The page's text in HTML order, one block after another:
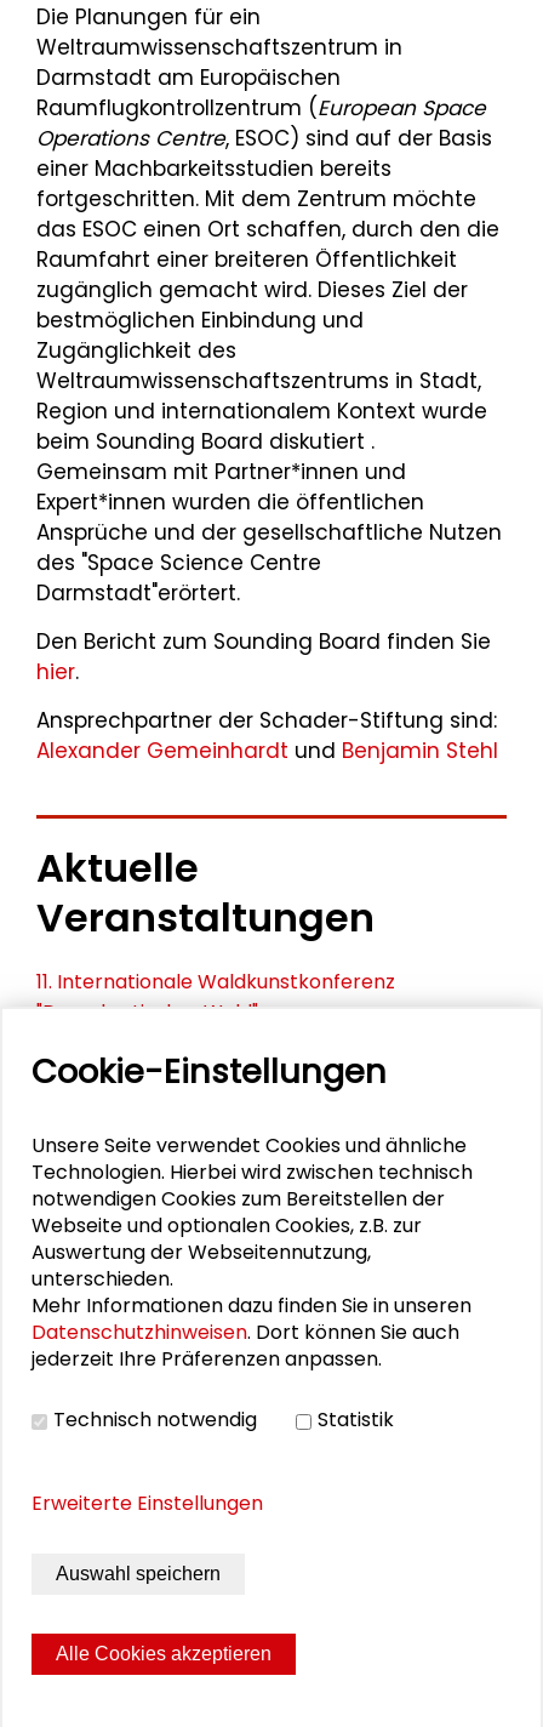
Die Planungen für ein
Weltraumwissenschaftszentrum in
Darmstadt am Europäischen
Raumflugkontrollzentrum (European Space
Operations Centre, ESOC) sind auf der Basis
einer Machbarkeitsstudien bereits
fortgeschritten. Mit dem Zentrum möchte
das ESOC einen Ort schaffen, durch den die
Raumfahrt einer breiteren Öffentlichkeit
zugänglich gemacht wird. Dieses Ziel der
bestmöglichen Einbindung und
Zugänglichkeit des
Weltraumwissenschaftszentrums in Stadt,
Region und internationalem Kontext wurde
beim Sounding Board diskutiert .
Gemeinsam mit Partner*innen und
Expert*innen wurden die öffentlichen
Ansprüche und der gesellschaftliche Nutzen
des "Space Science Centre
Darmstadt"erörtert.
Den Bericht zum Sounding Board finden Sie
hier.
Ansprechpartner der Schader-Stiftung sind:
Alexander Gemeinhardt und Benjamin Stehl
Aktuelle
Veranstaltungen
11. Internationale Waldkunstkonferenz
"Demokratischer Wald"
Schlüsseltexte für die Wirtschaft von morgen
Dialog
Schader-Festival 2026
25. Runder Tisch Wissenschaftsstadt Darmstadt
DOWNLOADS
Bericht zum Sounding Board
Bildergalerie
Cookie-Einstellungen
Unsere Seite verwendet Cookies und ähnliche
Technologien. Hierbei wird zwischen technisch
notwendigen Cookies zum Bereitstellen der
Webseite und optionalen Cookies, z.B. zur
Auswertung der Webseitennutzung,
unterschieden.
Mehr Informationen dazu finden Sie in unseren
Datenschutzhinweisen. Dort können Sie auch
jederzeit Ihre Präferenzen anpassen.
Technisch notwendig Statistik
Erweiterte Einstellungen
Auswahl speichern
Alle Cookies akzeptieren